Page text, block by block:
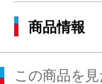
商品情報
この商品を